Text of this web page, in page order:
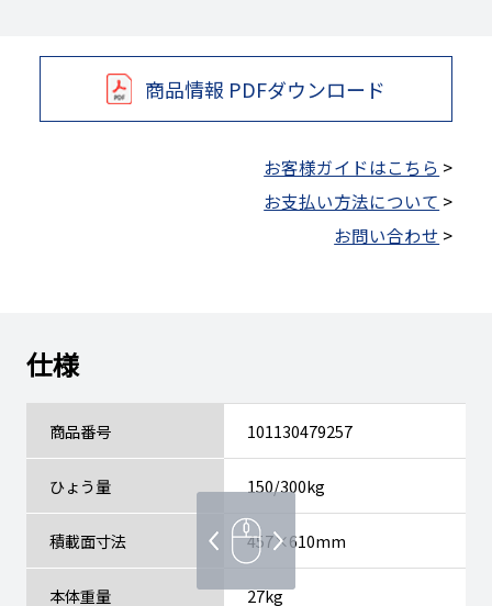
商品情報 PDFダウンロード
お客様ガイドはこちら >
お支払い方法について >
お問い合わせ >
仕様
商品番号 101130479257
ひょう量 150/300kg
積載面寸法 457×610mm
本体重量 27kg